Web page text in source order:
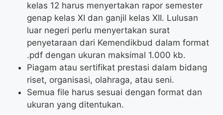
kelas 12 harus menyertakan rapor semester
genap kelas XI dan ganjil kelas XII. Lulusan
luar negeri perlu menyertakan surat
penyetaraan dari Kemendikbud dalam format
.pdf dengan ukuran maksimal 1.000 kb.
Piagam atau sertifikat prestasi dalam bidang
riset, organisasi, olahraga, atau seni.
Semua file harus sesuai dengan format dan
ukuran yang ditentukan.